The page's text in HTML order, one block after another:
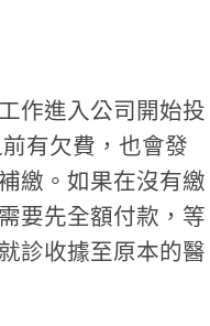
作進入公司開始投
有欠費，也會發
繳。如果在沒有繳
要先全額付款，等
診收據至原本的醫